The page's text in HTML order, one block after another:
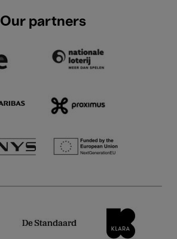
Our partners